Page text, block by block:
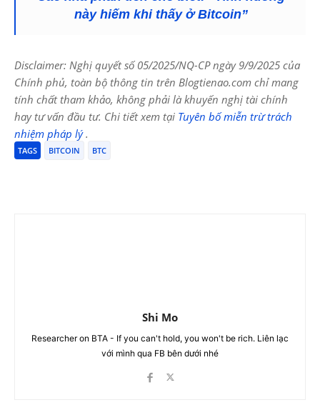
này hiếm khi thấy ở Bitcoin”
Disclaimer: Nghị quyết số 05/2025/NQ-CP ngày 9/9/2025 của
Chính phủ, toàn bộ thông tin trên Blogtienao.com chỉ mang
tính chất tham khảo, không phải là khuyến nghị tài chính
hay tư vấn đầu tư. Chi tiết xem tại Tuyên bố miễn trừ trách
nhiệm pháp lý.
TAGS BITCOIN BTC
Shi Mo
Researcher on BTA - If you can't hold, you won't be rich. Liên lạc
với mình qua FB bên dưới nhé